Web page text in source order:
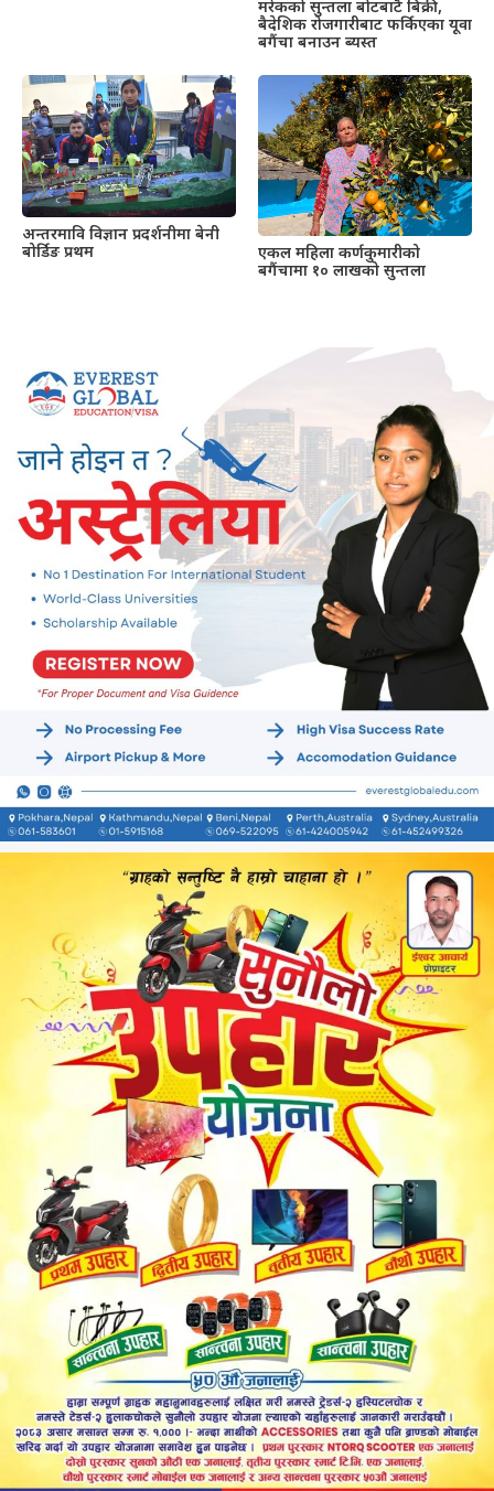
मरेकको सुन्तला बोटबाटै बिक्री,
बैदेशिक रोजगारीबाट फर्किएका यूवा
बगैंचा बनाउन ब्यस्त
अन्तरमावि विज्ञान प्रदर्शनीमा बेनी
बोर्डिङ प्रथम
एकल महिला कर्णकुमारीको
बगैंचामा १० लाखको सुन्तला